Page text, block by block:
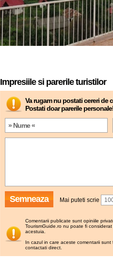
Impresiile si parerile turistilor
Va rugam nu postati cereri de
Postati doar parerile
Semneaza Mai puteti scrie
Comentarii publicate sunt opiniile
TourismGuide.ro nu poate fi
acestuia.
In cazul in care aceste comentarii
contactati direct.